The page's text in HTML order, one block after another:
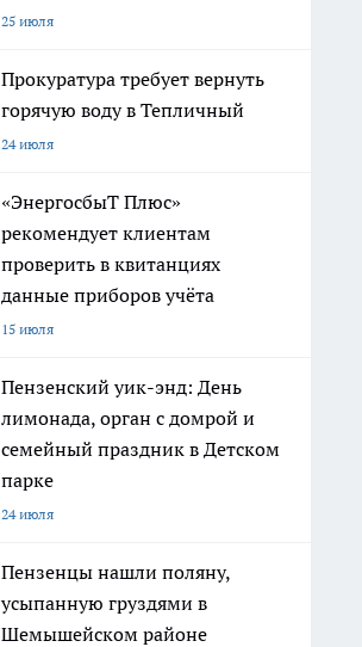
25 июля
Прокуратура требует вернуть
горячую воду в Тепличный
24 июля
«ЭнергосбыТ Плюс»
рекомендует клиентам
проверить в квитанциях
данные приборов учёта
15 июля
Пензенский уик-энд: День
лимонада, орган с домрой и
семейный праздник в Детском
парке
24 июля
Пензенцы нашли поляну,
усыпанную груздями в
Шемышейском районе